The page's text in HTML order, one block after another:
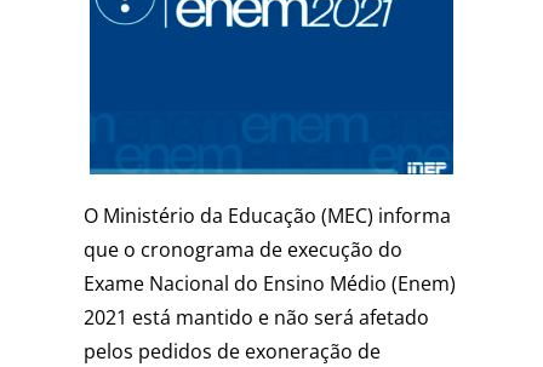
O Ministério da Educação (MEC) informa
que o cronograma de execução do
Exame Nacional do Ensino Médio (Enem)
2021 está mantido e não será afetado
pelos pedidos de exoneração de